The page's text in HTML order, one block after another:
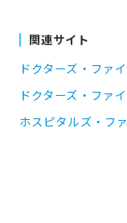
関連サイト
ドクターズ・ファ
ドクターズ・ファ
ホスピタルズ・フ